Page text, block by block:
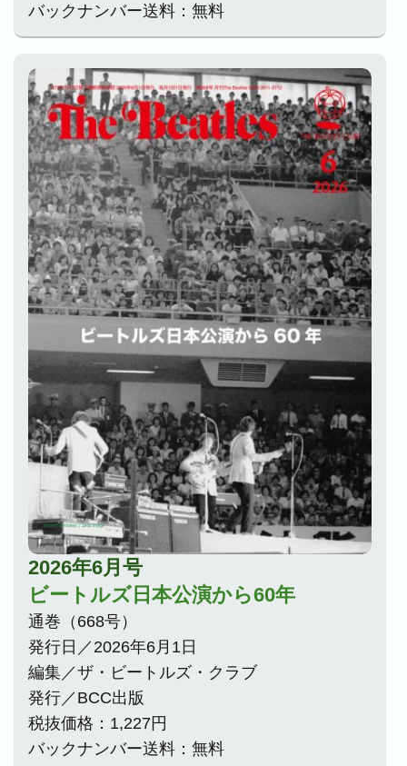
バックナンバー送料：無料
2026年6月号
ビートルズ日本公演から60年
通巻（668号）
発行日／2026年6月1日
編集／ザ・ビートルズ・クラブ
発行／BCC出版
税抜価格：1,227円
バックナンバー送料：無料